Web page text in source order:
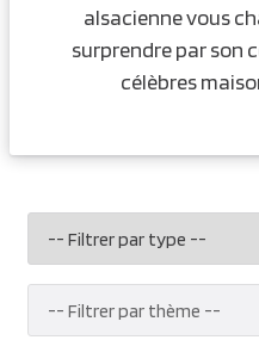
alsacienne vous
surprendre par son
célèbres